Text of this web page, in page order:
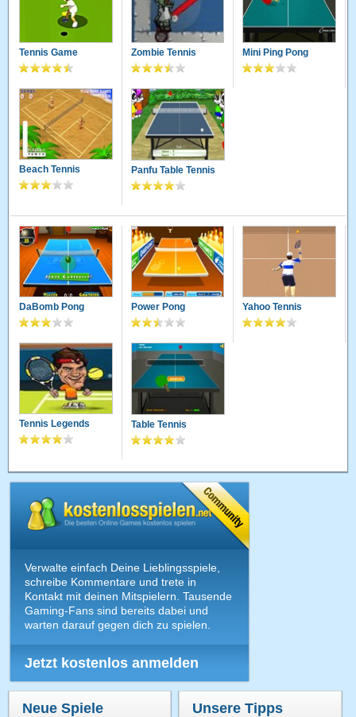
Tennis Game Zombie Tennis Mini Ping Pong
Beach Tennis Panfu Table Tennis
DaBomb Pong Power Pong Yahoo Tennis
Tennis Legends Table Tennis
Verwalte einfach Deine Lieblingsspiele,
schreibe Kommentare und trete in
Kontakt mit deinen Mitspielern. Tausende
Gaming-Fans sind bereits dabei und
warten darauf gegen dich zu spielen.
Jetzt kostenlos anmelden
Neue Spiele Unsere Tipps